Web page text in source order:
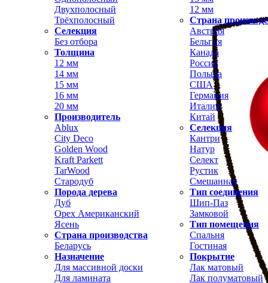
Двухполосный
Трёхполосный
Селекция
Без отбора
12 мм
Страна
Австрия
Бельгия
Толщина
12 мм
14 мм
15 мм
16 мм
20 мм
Производитель
Ablux
City Deco
Golden Wood
Kraft Parkett
TarWood
Стародуб
Порода дерева
Дуб
Орех Американский
Ясень
Страна производства
Беларусь
Канада
Россия
Польша
США
Германия
Италия
Китай
Селекция
Кантри
Натур
Селект
Рустик
Смешанная
Тип соединения
Шип-Паз
Замковой
Тип помещения
Спальня
Гостиная
Назначение
Для массивной доски
Для ламината
Покрытие
Лак матовый
Лак полуматовый